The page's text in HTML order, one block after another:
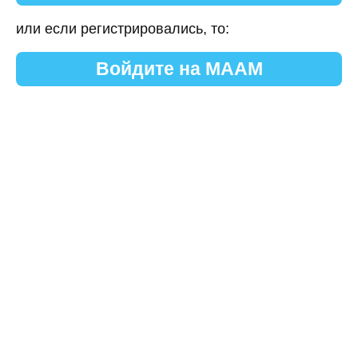
или если регистрировались, то:
Войдите на МААМ